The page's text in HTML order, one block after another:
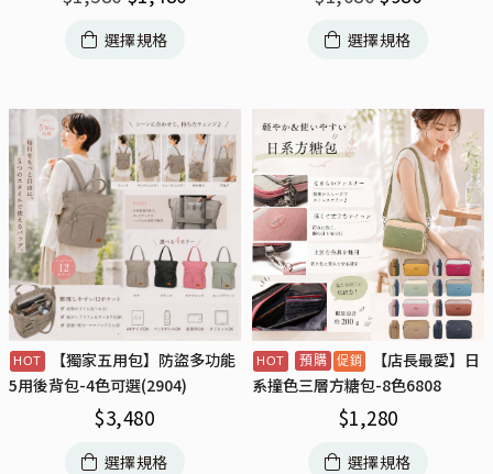
選擇規格 選擇規格
【獨家五用包】防盜多功能
5用後背包-4色可選(2904)
$3,480
選擇規格
預購
【店長最愛】日
系撞色三層方糖包-8色6808
$1,280
選擇規格